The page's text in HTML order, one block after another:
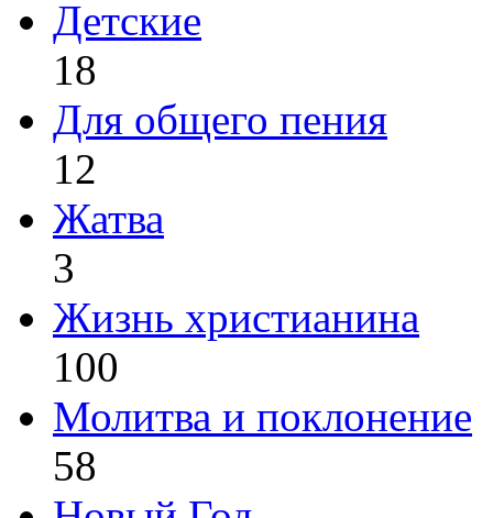
Детские
18
Для общего пения
12
Жатва
3
Жизнь христианина
100
Молитва и поклонение
58